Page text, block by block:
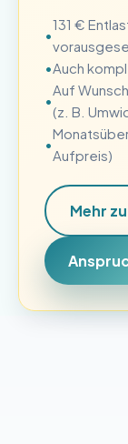
131 €
Auch
Auf
(z. B.
Aufpreis)
Mehr